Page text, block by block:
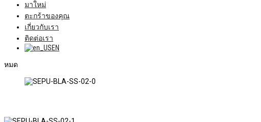
มาใหม่
ตะกร้าของคุณ
เกี่ยวกับเรา
ติดต่อเรา
EN
หมด